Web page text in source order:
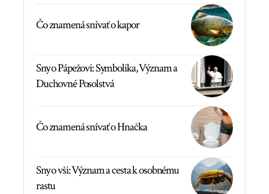
Čo znamená snívať o kapor
Sny o Pápežovi: Symbolika, Význam a
Duchovné Posolstvá
Čo znamená snívať o Hnačka
Sny o vši: Význam a cesta k osobnému
rastu